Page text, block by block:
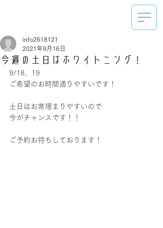
今週の土日はホワイトニング！
info2618121
2021年9月16日
9/18、19
ご希望のお時間通りやすいです！
土日はお席埋まりやすいので
今がチャンスです！！
ご予約お待ちしております！